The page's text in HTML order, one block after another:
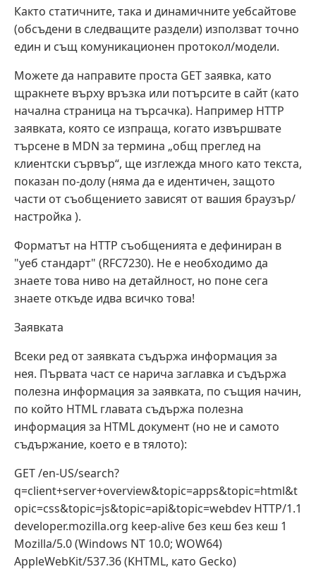
Както статичните, така и динамичните уебсайтове
(обсъдени в следващите раздели) използват точно
един и същ комуникационен протокол/модели.
Можете да направите проста GET заявка, като
щракнете върху връзка или потърсите в сайт (като
начална страница на търсачка). Например HTTP
заявката, която се изпраща, когато извършвате
търсене в MDN за термина „общ преглед на
клиентски сървър“, ще изглежда много като текста,
показан по-долу (няма да е идентичен, защото
части от съобщението зависят от вашия браузър/
настройка ).
Форматът на HTTP съобщенията е дефиниран в
"уеб стандарт" (RFC7230). Не е необходимо да
знаете това ниво на детайлност, но поне сега
знаете откъде идва всичко това!
Заявката
Всеки ред от заявката съдържа информация за
нея. Първата част се нарича заглавка и съдържа
полезна информация за заявката, по същия начин,
по който HTML главата съдържа полезна
информация за HTML документ (но не и самото
съдържание, което е в тялото):
GET /en-US/search?
q=client+server+overview&topic=apps&topic=html&t
opic=css&topic=js&topic=api&topic=webdev HTTP/1.1
developer.mozilla.org keep-alive без кеш без кеш 1
Mozilla/5.0 (Windows NT 10.0; WOW64)
AppleWebKit/537.36 (KHTML, като Gecko)